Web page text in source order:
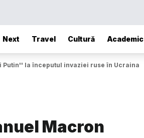
Next Travel Cultură Academic
la începutul invaziei ruse în Ucraina
Macron